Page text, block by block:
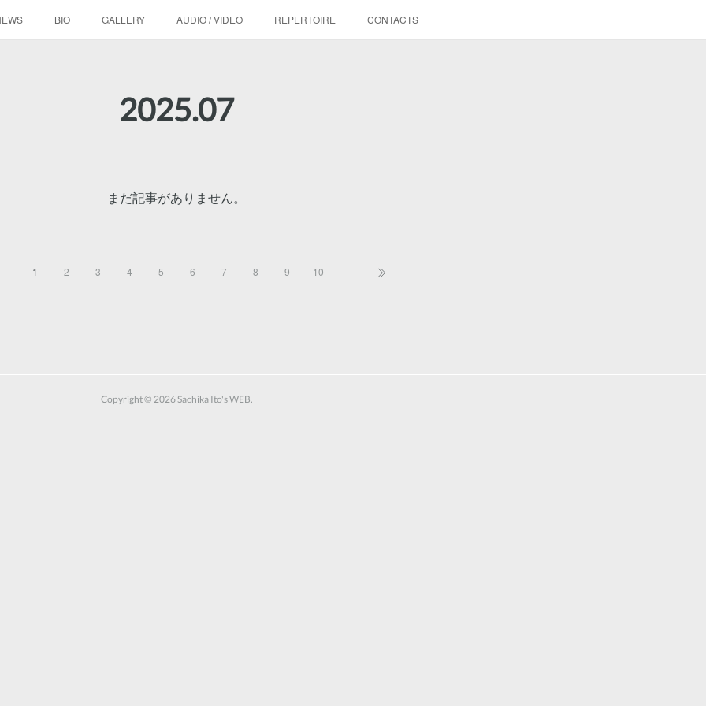
BIO GALLERY AUDIO / VIDEO REPERTOIRE CONTACTS
2025.07
まだ記事がありません。
1 2 3 4 5 6 7 8 9 10
Copyright © 2026Sachika Ito's WEB.